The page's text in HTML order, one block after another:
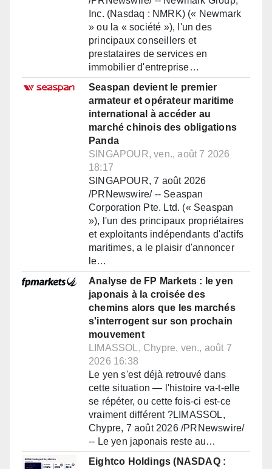
Inc. (Nasdaq : NMRK) (« Newmark
» ou la « société »), l'un des
principaux conseillers et
prestataires de services en
immobilier d'entreprise…
Seaspan devient le premier
armateur et opérateur maritime
international à accéder au
marché chinois des obligations
Panda
SINGAPOUR, ven., août 7 2026
18:17
SINGAPOUR, 7 août 2026
/PRNewswire/ -- Seaspan
Corporation Pte. Ltd. (« Seaspan
»), l'un des principaux propriétaires
et exploitants indépendants d'actifs
maritimes, a le plaisir d'annoncer
le…
Analyse de FP Markets : le yen
japonais à la croisée des
chemins alors que les marchés
s'interrogent sur son prochain
mouvement
LIMASSOL, Chypre, ven., août 7
2026 16:38
Le yen s'est déjà retrouvé dans
cette situation — l'histoire va-t-elle
se répéter, ou cette fois-ci est-ce
vraiment différent ?LIMASSOL,
Chypre, 7 août 2026 /PRNewswire/
-- Le yen japonais reste au…
Eightco Holdings (NASDAQ :